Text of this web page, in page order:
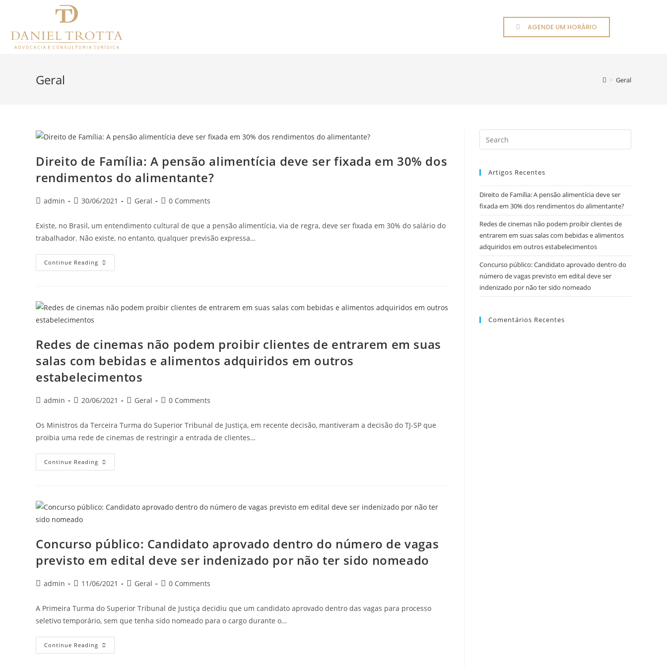
AGENDE UM HORÁRIO
Geral > Geral
Direito de Família: A pensão alimentícia deve ser fixada em 30% dos
rendimentos do alimentante?
admin 30/06/2021 Geral 0 Comments
Existe, no Brasil, um entendimento cultural de que a pensão alimentícia, via de regra, deve ser fixada em 30% do salário do
trabalhador. Não existe, no entanto, qualquer previsão expressa…
Continue Reading
Redes de cinemas não podem proibir clientes de entrarem em suas
salas com bebidas e alimentos adquiridos em outros
estabelecimentos
admin 20/06/2021 Geral 0 Comments
Os Ministros da Terceira Turma do Superior Tribunal de Justiça, em recente decisão, mantiveram a decisão do TJ-SP que
proibia uma rede de cinemas de restringir a entrada de clientes…
Continue Reading
Concurso público: Candidato aprovado dentro do número de vagas
previsto em edital deve ser indenizado por não ter sido nomeado
admin 11/06/2021 Geral 0 Comments
A Primeira Turma do Superior Tribunal de Justiça decidiu que um candidato aprovado dentro das vagas para processo
seletivo temporário, sem que tenha sido nomeado para o cargo durante o…
Continue Reading
Artigos Recentes
Direito de Família: A pensão alimentícia deve ser
fixada em 30% dos rendimentos do alimentante?
Redes de cinemas não podem proibir clientes de
entrarem em suas salas com bebidas e alimentos
adquiridos em outros estabelecimentos
Concurso público: Candidato aprovado dentro do
número de vagas previsto em edital deve ser
indenizado por não ter sido nomeado
Comentários Recentes